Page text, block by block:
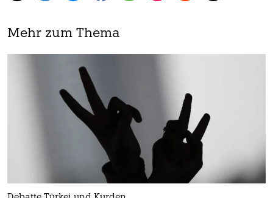
Mehr zum Thema